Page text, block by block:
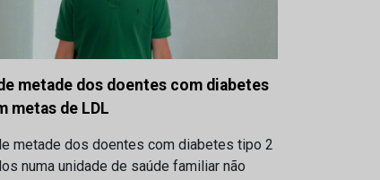
metade dos doentes com diabetes
metas de LDL
metade dos doentes com diabetes tipo 2
numa unidade de saúde familiar não